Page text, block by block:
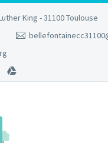
King - 31100 Toulouse